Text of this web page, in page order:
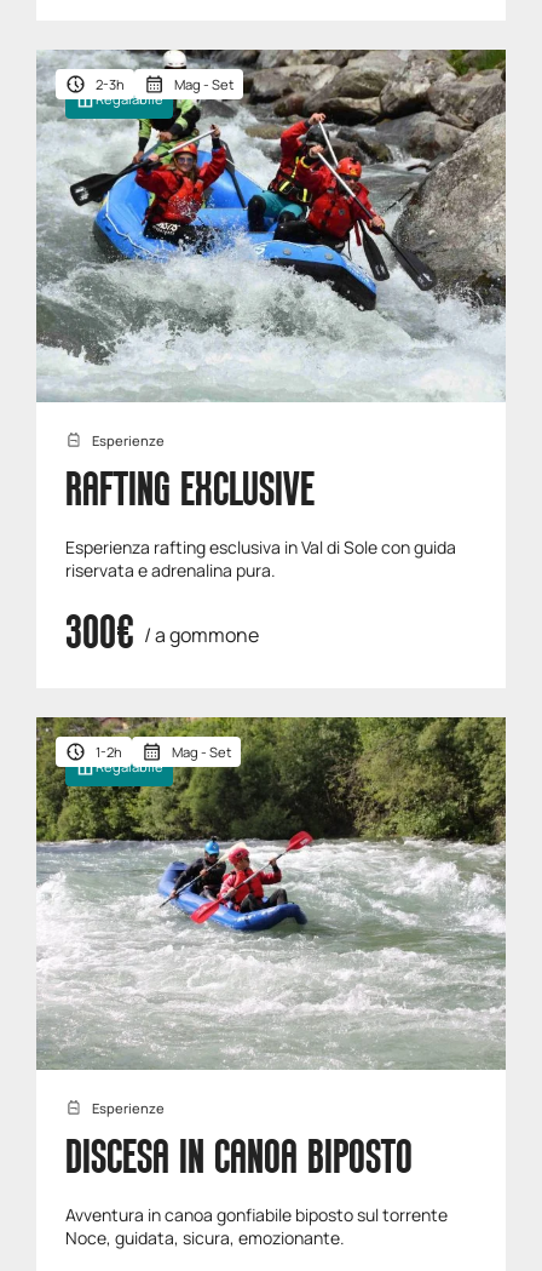
Regalabile
2-3h Mag - Set
Esperienze
RAFTING EXCLUSIVE
Esperienza rafting esclusiva in Val di Sole con guida
riservata e adrenalina pura.
300€ / a gommone
Regalabile
1-2h Mag - Set
Esperienze
DISCESA IN CANOA BIPOSTO
Avventura in canoa gonfiabile biposto sul torrente
Noce, guidata, sicura, emozionante.